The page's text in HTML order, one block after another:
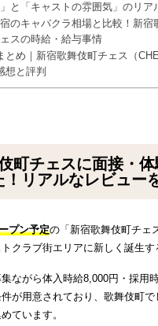
」と「キャストの雰囲気」のリア
のキャバクラ相場と比較！新宿
スの時給・給与事情
とめ｜新宿歌舞伎町チェス（
想と評判
町チェスに面接・
！リアルなレビュー
プン予定の「新宿歌舞伎町チェ
クラブ街エリアに新しく誕生す
ながら体入時給8,000円・採用
が用意されており、歌舞伎町
ています。